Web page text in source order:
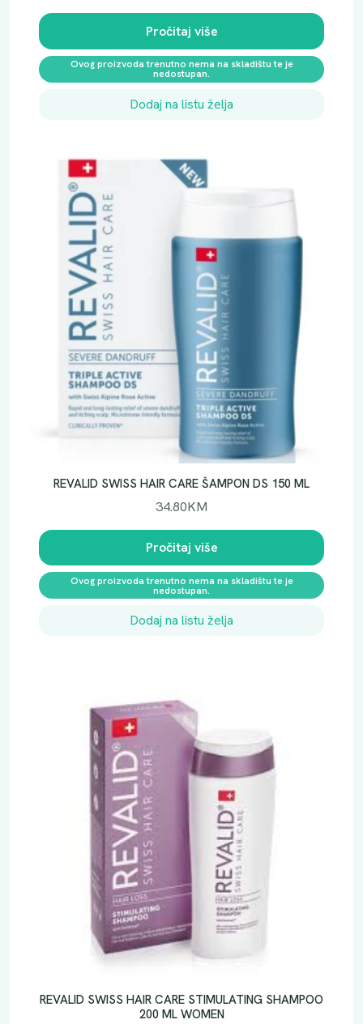
Pročitaj više
Ovog proizvoda trenutno nema na skladištu te je
nedostupan.
Dodaj na listu želja
REVALID SWISS HAIR CARE ŠAMPON DS 150 ML
34.80KM
Pročitaj više
Ovog proizvoda trenutno nema na skladištu te je
nedostupan.
Dodaj na listu želja
REVALID SWISS HAIR CARE STIMULATING SHAMPOO
200 ML WOMEN